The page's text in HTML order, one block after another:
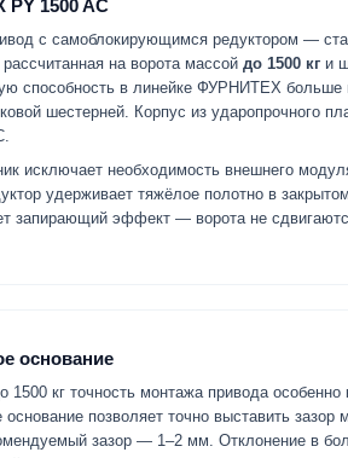
1500 AC
с самоблокирующимся редуктором —
на ворота массой до 1500 кг и
способность в линейке ФУРНИТЕХ больше
шестерней. Корпус из ударопрочного
исключает необходимость внешнего
удерживает тяжёлое полотно в
запирающий эффект — ворота не
основание
1500 кг точность монтажа привода особенно
позволяет точно выставить зазор
зазор — 1–2 мм. Отклонение в